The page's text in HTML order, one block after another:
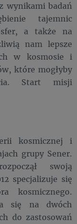
wynikami badań
tajemnic
a także na
nam lepsze
w kosmosie i
które mogłyby
Start misji
kosmicznej i
grupy Sener.
swoją
specjalizuje się
kosmicznego.
się na dwóch
do zastosowań